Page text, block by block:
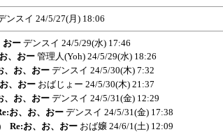
ンスイ 24/5/27(月) 18:06
おーデンスイ 24/5/29(水) 17:46
、おー管理人(Yoh) 24/5/29(水) 18:26
お、おー デンスイ 24/5/30(木) 7:32
、おー おばじょー 24/5/30(木) 21:37
お、おー デンスイ 24/5/31(金) 12:29
お、お、おー デンスイ 24/5/31(金) 17:38
Re:お、お、おー おば嬢 24/6/1(土) 12:09